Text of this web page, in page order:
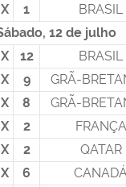
X 1
BRASIL
12 de julho
X 12
BRASIL
X 9
GRÃ-
X 8
GRÃ-
X 2
FRANÇA
X 2
QATAR
X 6